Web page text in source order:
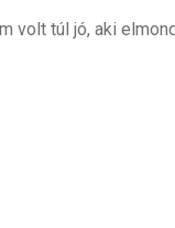
volt túl jó, aki